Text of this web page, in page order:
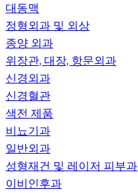
대동맥
정형외과 및 외상
종양 외과
위장관, 대장, 항문외과
신경외과
신경혈관
색전 제품
비뇨기과
일반외과
성형재건 및 레이저 피부과
이비인후과